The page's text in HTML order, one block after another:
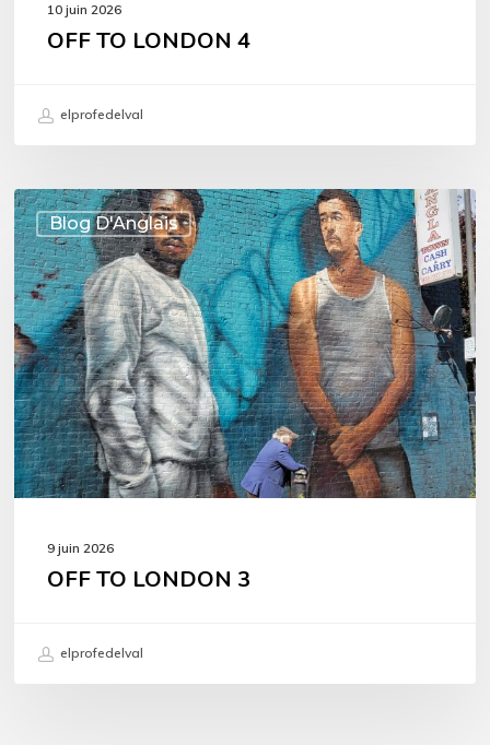
10 juin 2026
OFF TO LONDON 4
elprofedelval
Blog D'Anglais
OFF
TO
LONDON
3
9 juin 2026
OFF TO LONDON 3
elprofedelval